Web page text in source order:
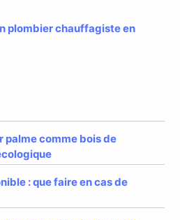
plombier chauffagiste en
palme comme bois de
: que faire en cas de